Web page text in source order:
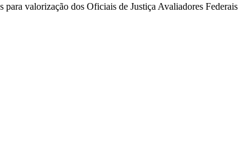
para valorização dos Oficiais de Justiça Avaliadores Federais